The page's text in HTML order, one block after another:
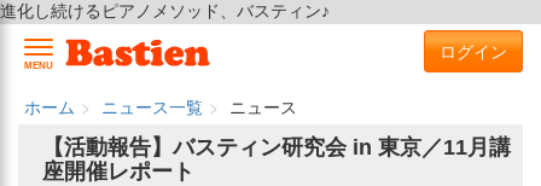
進化し続けるピアノメソッド、バスティン♪
MENU
ログイン
ホーム ニュース一覧
ニュース
【活動報告】バスティン研究会 in 東京／11月講
座開催レポート